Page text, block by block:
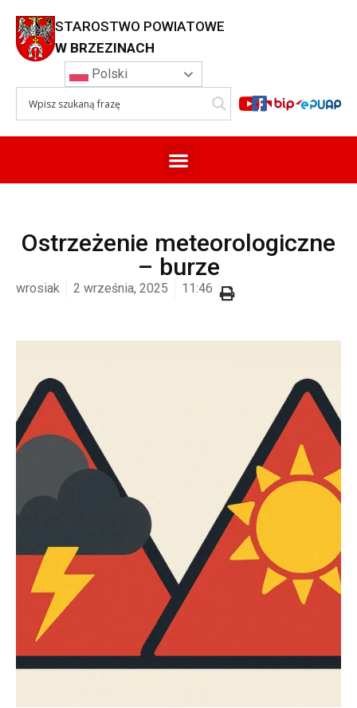
STAROSTWO POWIATOWE
W BRZEZINACH
Polski
Ostrzeżenie meteorologiczne
– burze
wrosiak 2 września, 2025 11:46